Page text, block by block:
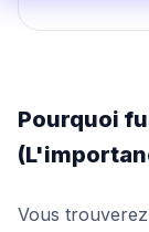
Pourquoi
Vous